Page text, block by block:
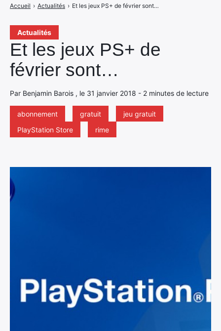
Actualités
Et les jeux PS+ de
février sont…
Par Benjamin Barois , le 31 janvier 2018 - 2 minutes de lecture
abonnement gratuit
jeu gratuit
PlayStation Store
rime
Accueil › Actualités › Et les jeux PS+ de février sont…